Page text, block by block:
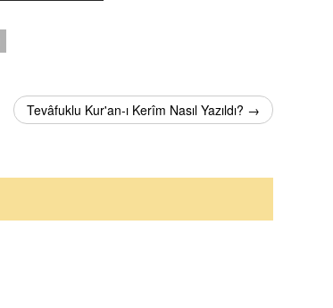
Tevâfuklu Kur'an-ı Kerîm Nasıl Yazıldı? →